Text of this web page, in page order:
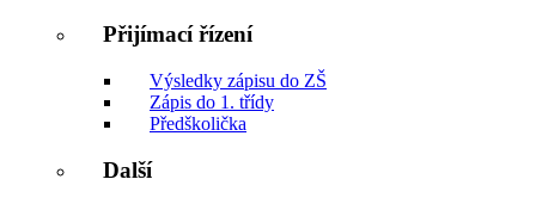
Přijímací řízení
Výsledky zápisu do ZŠ
Zápis do 1. třídy
Předškolička
Další